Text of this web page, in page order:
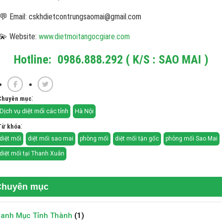
mục
Mục Tỉnh Thành (1)
Email: cskhdietcontrungsaomai@gmail.com
Website: www.dietmoitangocgiare.com
Hotline: 0986.888.292 ( K/S : SAO MAI )
mục:
Dịch vụ diệt mối các tỉnh Hà Nội
khóa:
diệt mối diệt mối sao mai phòng mối diệt mối tận gốc phòng mối Sao Mai
diệt mối tại Thanh Xuân